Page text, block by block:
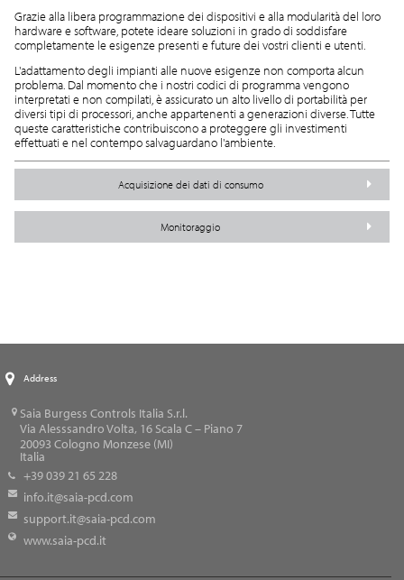
Grazie alla libera programmazione dei dispositivi e alla modularità del loro
hardware e software, potete ideare soluzioni in grado di soddisfare
completamente le esigenze presenti e future dei vostri clienti e utenti.
L'adattamento degli impianti alle nuove esigenze non comporta alcun
problema. Dal momento che i nostri codici di programma vengono
interpretati e non compilati, è assicurato un alto livello di portabilità per
diversi tipi di processori, anche appartenenti a generazioni diverse. Tutte
queste caratteristiche contribuiscono a proteggere gli investimenti
effettuati e nel contempo salvaguardano l'ambiente.
Acquisizione dei dati di consumo
Monitoraggio
Address
Saia Burgess Controls Italia S.r.l.
Via Alesssandro Volta, 16 Scala C – Piano 7
20093 Cologno Monzese (MI)
Italia
+39 039 21 65 228
info.it@saia-pcd.com
support.it@saia-pcd.com
www.saia-pcd.it